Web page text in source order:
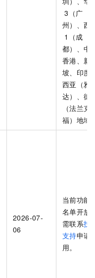
3（广
州）、西
1（成
都）、中
香港、新
坡、印度
西亚（雅
达）、德
（法兰克
福）地域
2026-07-
06
当前功能
名单开放
需联系技
支持申请
用。